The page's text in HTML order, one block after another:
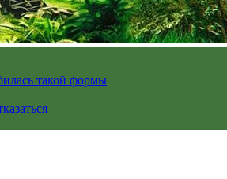
такой формы